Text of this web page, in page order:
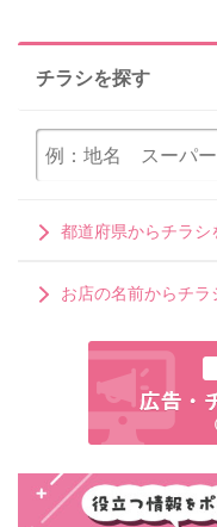
チラシを探す
都道府県からチラシ
お店の名前からチラ